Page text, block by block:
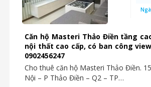
Căn hộ Masteri Thảo Điền tầng
nội thất cao cấp, có ban công
0902456247
Cho thuê căn hộ Masteri Thảo Điền.
Nội – P Thảo Điền – Q2 – TP…